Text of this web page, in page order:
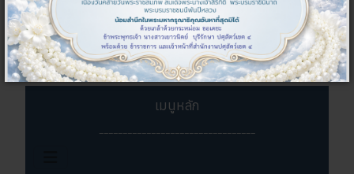
ข่าวกิจกรรมในหน่วยงาน
สนง.ปศจ.หนองบัวลำภู...
05 สิงหาคม 2569
เมนูหลัก
_________________________________